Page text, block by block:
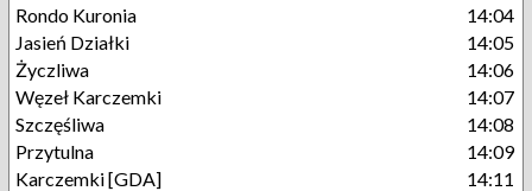
Rondo Kuronia
14:04
Jasień Działki
14:05
Życzliwa
14:06
Węzeł Karczemki
14:07
Szczęśliwa
14:08
Przytulna
14:09
Karczemki [GDA]
14:11